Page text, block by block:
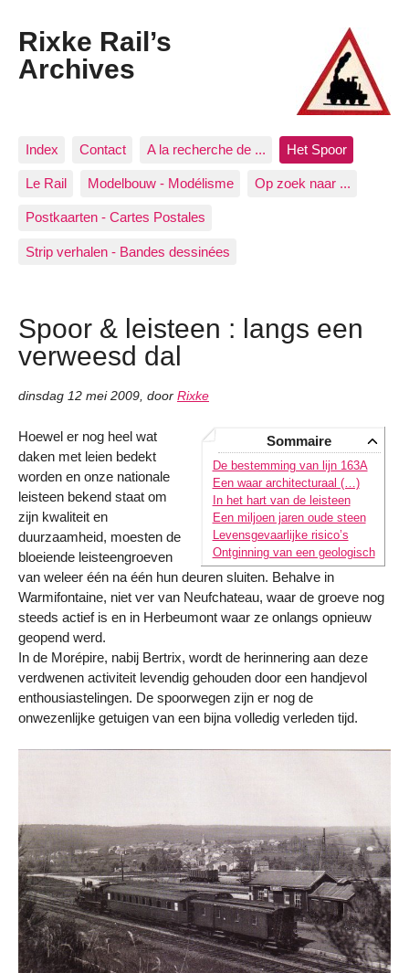
Rixke Rail’s
Archives
Index Contact A la recherche de ... Het Spoor
Le Rail Modelbouw - Modélisme Op zoek naar ...
Postkaarten - Cartes Postales
Strip verhalen - Bandes dessinées
Spoor & leisteen : langs een
verweesd dal
dinsdag 12 mei 2009, door Rixke
Sommaire
De bestemming van lijn 163A
Een waar architecturaal (…)
In het hart van de leisteen
Een miljoen jaren oude steen
Levensgevaarlijke risico’s
Ontginning van een geologisch
Hoewel er nog heel wat
daken met leien bedekt
worden en onze nationale
leisteen bekend staat om
zijn kwaliteit en
duurzaamheid, moesten de
bloeiende leisteengroeven
van weleer één na één hun deuren sluiten. Behalve in
Warmifontaine, niet ver van Neufchateau, waar de groeve nog
steeds actief is en in Herbeumont waar ze onlangs opnieuw
geopend werd.
In de Morépire, nabij Bertrix, wordt de herinnering aan deze
verdwenen activiteit levendig gehouden door een handjevol
enthousiastelingen. De spoorwegen zijn er nog de
onwezenlijke getuigen van een bijna volledig verleden tijd.